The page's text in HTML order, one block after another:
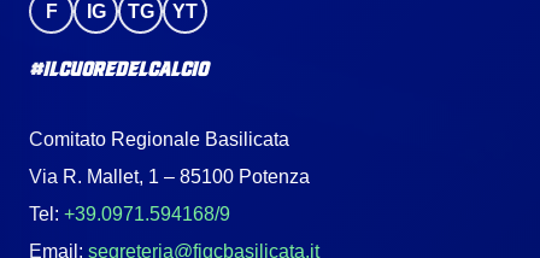
F IG TG YT
#IlCuoreDelCalcio
Comitato Regionale Basilicata
Via R. Mallet, 1 – 85100 Potenza
Tel: +39.0971.594168/9
Email: segreteria@figcbasilicata.it